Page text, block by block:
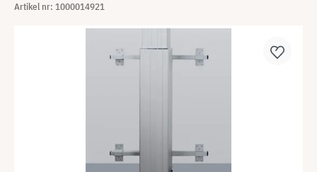
Artikel nr: 1000014921